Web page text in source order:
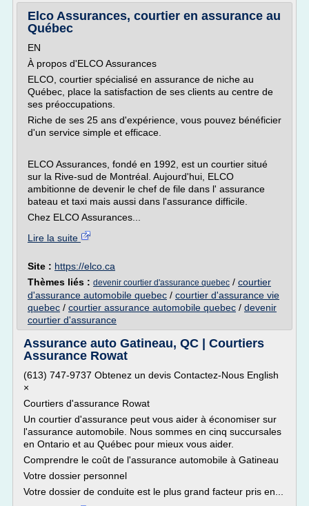
Elco Assurances, courtier en assurance au
Québec
EN
À propos d'ELCO Assurances
ELCO, courtier spécialisé en assurance de niche au
Québec, place la satisfaction de ses clients au centre de
ses préoccupations.
Riche de ses 25 ans d'expérience, vous pouvez bénéficier
d'un service simple et efficace.
ELCO Assurances, fondé en 1992, est un courtier situé
sur la Rive-sud de Montréal. Aujourd'hui, ELCO
ambitionne de devenir le chef de file dans l' assurance
bateau et taxi mais aussi dans l'assurance difficile.
Chez ELCO Assurances...
Lire la suite
Site : https://elco.ca
Thèmes liés : devenir courtier d'assurance quebec / courtier
d'assurance automobile quebec / courtier d'assurance vie
quebec / courtier assurance automobile quebec / devenir
courtier d'assurance
Assurance auto Gatineau, QC | Courtiers
Assurance Rowat
(613) 747-9737 Obtenez un devis Contactez-Nous English
×
Courtiers d'assurance Rowat
Un courtier d'assurance peut vous aider à économiser sur
l'assurance automobile. Nous sommes en cinq succursales
en Ontario et au Québec pour mieux vous aider.
Comprendre le coût de l'assurance automobile à Gatineau
Votre dossier personnel
Votre dossier de conduite est le plus grand facteur pris en...